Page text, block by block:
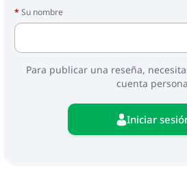
Su nombre
Para publicar una reseña,
cuenta
Iniciar